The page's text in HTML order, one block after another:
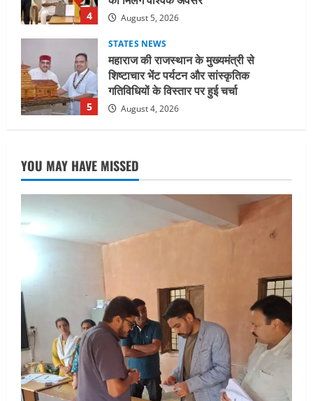
5
गतिविधियों के विस्तार पर हुई चर्चा
1
UTTARAKHAND NEWS
जिलाधिकारी/जिला निर्वाचन अधिकारी ने
सहसपुर विधानसभा क्षेत्र के पोलिंग बूथों का
निरीक्षण कर एसआईआर आपत्ति निस्तारण
शिविर की व्यवस्थाओं का लिया जायजा
तीलू रौतेली पुरस्कार के लिए 13 वीरांगनाओं का
चयन : रेखा आर्या
August 6, 2026
UTTARAKHAND NEWS
August 5, 2026
UTTARAKHAND NEWS
एमआईटी वर्ल्ड पीस यूनिवर्सिटी और जर्मनी के
बीएसबीआई के बीच समझौता; भारतीय छात्रों
को मिलेंगे वैश्विक अवसर
August 5, 2026
YOU MAY HAVE MISSED